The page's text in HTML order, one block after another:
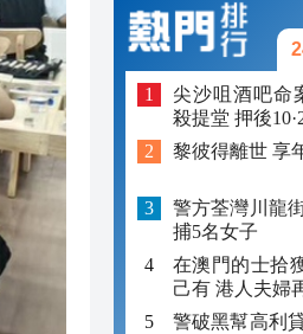
尖沙咀酒吧命
殺提堂 押後
黎彼得離世 享
警方荃灣川龍
捕5名女子
在澳門的士拾
己有 港人夫婦
警破黑幫高利